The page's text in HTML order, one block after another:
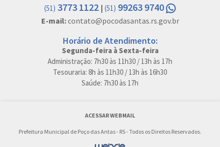
(51) 3773 1122 | (51) 99263 9740
E-mail:contato@pocodasantas.rs.gov.br
Horário de Atendimento:
Segunda-feira à Sexta-feira
Administração: 7h30 às 11h30 / 13h às 17h
Tesouraria: 8h às 11h30 / 13h às 16h30
Saúde: 7h30 às 17h
ACESSAR WEBMAIL
Prefeitura Municipal de Poço das Antas - RS - Todos os Direitos Reservados.